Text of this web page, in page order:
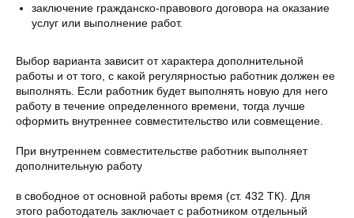
заключение гражданско-правового договора на оказание
услуг или выполнение работ.
Выбор варианта зависит от характера дополнительной
работы и от того, с какой регулярностью работник должен ее
выполнять. Если работник будет выполнять новую для него
работу в течение определенного времени, тогда лучше
оформить внутреннее совместительство или совмещение.
При внутреннем совместительстве работник выполняет
дополнительную работу
в свободное от основной работы время (ст. 432 ТК). Для
этого работодатель заключает с работником отдельный